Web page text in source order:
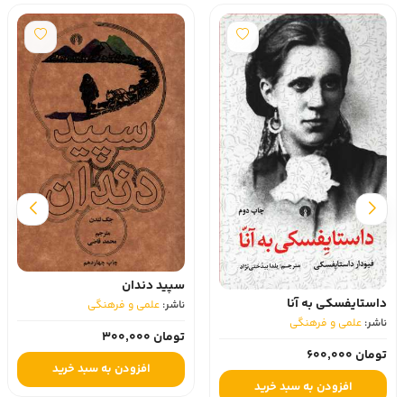
داستایفسکی به آنا
ناشر: علمی و فرهنگی
تومان 600,000
افزودن به سبد خرید
سپید دندان
ناشر: علمی و فرهنگی
تومان 300,000
افزودن به سبد خرید